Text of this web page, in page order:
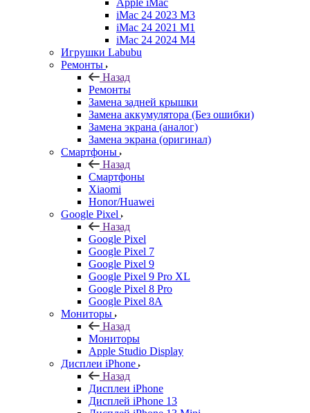
Apple iMac
iMac 24 2023 M3
iMac 24 2021 M1
iMac 24 2024 M4
Игрушки Labubu
Ремонты
Назад
Ремонты
Замена задней крышки
Замена аккумулятора (Без ошибки)
Замена экрана (аналог)
Замена экрана (оригинал)
Смартфоны
Назад
Смартфоны
Xiaomi
Honor/Huawei
Google Pixel
Назад
Google Pixel
Google Pixel 7
Google Pixel 9
Google Pixel 9 Pro XL
Google Pixel 8 Pro
Google Pixel 8A
Мониторы
Назад
Мониторы
Apple Studio Display
Дисплеи iPhone
Назад
Дисплеи iPhone
Дисплей iPhone 13